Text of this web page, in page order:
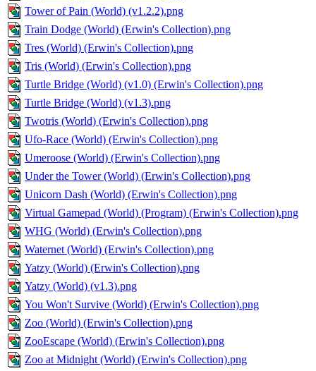
Tower of Pain (World) (v1.2.2).png
Train Dodge (World) (Erwin's Collection).png
Tres (World) (Erwin's Collection).png
Tris (World) (Erwin's Collection).png
Turtle Bridge (World) (v1.0) (Erwin's Collection).png
Turtle Bridge (World) (v1.3).png
Twotris (World) (Erwin's Collection).png
Ufo-Race (World) (Erwin's Collection).png
Umeroose (World) (Erwin's Collection).png
Under the Tower (World) (Erwin's Collection).png
Unicorn Dash (World) (Erwin's Collection).png
Virtual Gamepad (World) (Program) (Erwin's Collection).png
WHG (World) (Erwin's Collection).png
Waternet (World) (Erwin's Collection).png
Yatzy (World) (Erwin's Collection).png
Yatzy (World) (v1.3).png
You Won't Survive (World) (Erwin's Collection).png
Zoo (World) (Erwin's Collection).png
ZooEscape (World) (Erwin's Collection).png
Zoo at Midnight (World) (Erwin's Collection).png